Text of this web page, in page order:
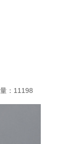
： 11198